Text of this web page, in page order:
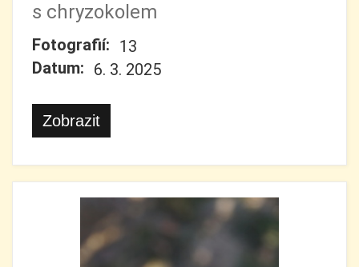
s chryzokolem
Fotografií: 13
Datum: 6. 3. 2025
Zobrazit